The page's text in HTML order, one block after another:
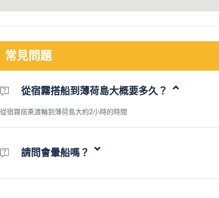
常見問題
從宿霧搭船到薄荷島大概要多久？
從宿霧搭乘渡輪到薄荷島大約2小時的時間
請問會暈船嗎？